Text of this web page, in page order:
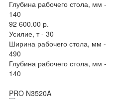
Глубина рабочего стола, мм -
140
92 600.00 р.
Усилие, т - 30
Ширина рабочего стола, мм -
490
Глубина рабочего стола, мм -
140
PRO N3520A